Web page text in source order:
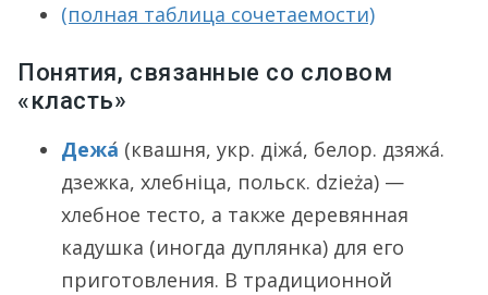
(полная таблица сочетаемости)
Понятия, связанные со словом
«класть»
Дежа ́ (квашня, укр. дiжа́, белор. дзяжа́.
дзежка, хлебнiца, польск. dzieża) —
хлебное тесто, а также деревянная
кадушка (иногда дуплянка) для его
приготовления. В традиционной